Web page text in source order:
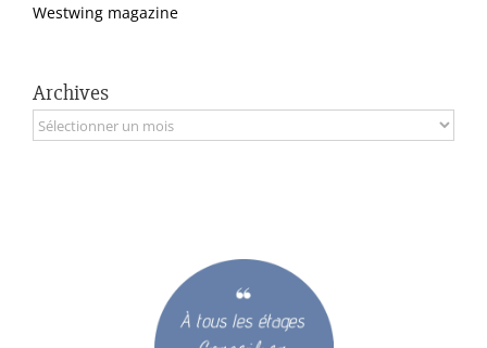
Westwing magazine
Archives
Archives